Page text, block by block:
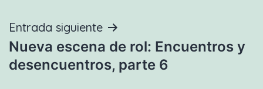
Entrada siguiente
Nueva escena de rol: Encuentros y
desencuentros, parte 6